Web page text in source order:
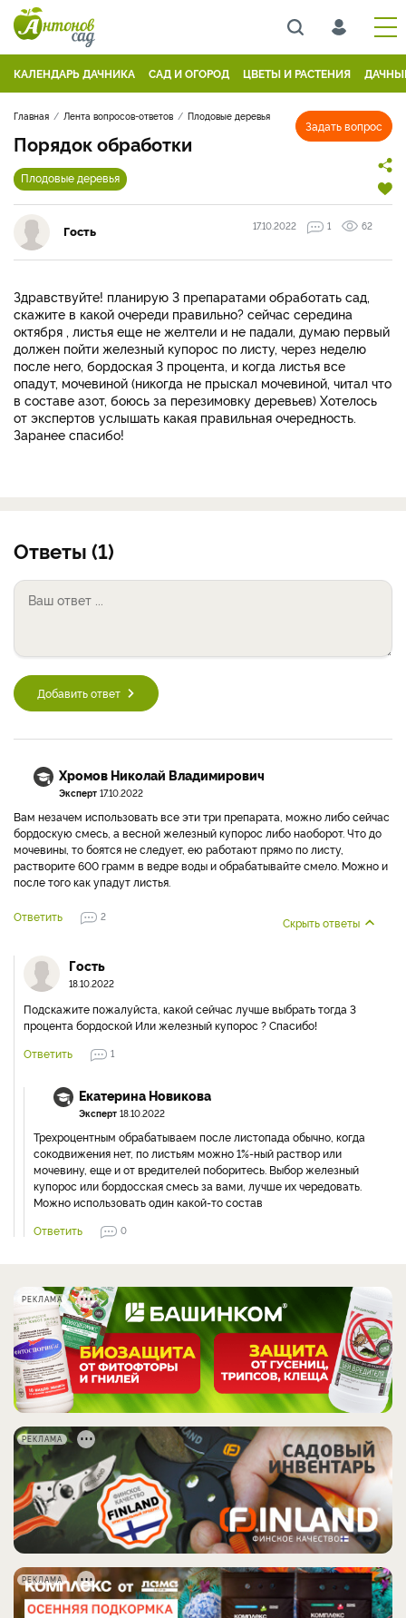
КАЛЕНДАРЬ ДАЧНИКА САД И ОГОРОД ЦВЕТЫ И РАСТЕНИЯ
Задать вопрос
Главная Лента вопросов-ответов Плодовые деревья
Порядок обработки
Плодовые деревья
Гость 17.10.2022 1 62
Здравствуйте! планирую 3 препаратами обработать сад,
скажите в какой очереди правильно? сейчас середина
октября , листья еще не желтели и не падали, думаю первый
должен пойти железный купорос по листу, через неделю
после него, бордоская 3 процента, и когда листья все
опадут, мочевиной (никогда не прыскал мочевиной, читал что
в составе азот, боюсь за перезимовку деревьев) Хотелось
от экспертов услышать какая правильная очередность.
Заранее спасибо!
Ответы (1)
Добавить ответ
Хромов Николай Владимирович
Эксперт 17.10.2022
Вам незачем использовать все эти три препарата, можно либо сейчас
бордоскую смесь, а весной железный купорос либо наоборот. Что до
мочевины, то боятся не следует, ею работают прямо по листу,
растворите 600 грамм в ведре воды и обрабатывайте смело. Можно и
после того как упадут листья.
Ответить 2 Скрыть ответы
Гость
18.10.2022
Подскажите пожалуйста, какой сейчас лучше выбрать тогда 3
процента бордоской Или железный купорос ? Спасибо!
Ответить
1
Екатерина Новикова
Эксперт 18.10.2022
Трехроцентным обрабатываем после листопада обычно, когда
сокодвижения нет, по листьям можно 1%-ный раствор или
мочевину, еще и от вредителей поборитесь. Выбор железный
купорос или бордосская смесь за вами, лучше их чередовать.
Можно использовать один какой-то состав
Ответить
0
РЕКЛАМА
РЕКЛАМА
РЕКЛАМА